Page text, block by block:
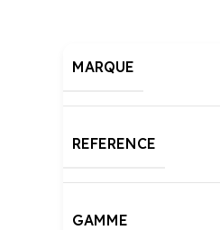
MARQUE
REFERENCE
GAMME